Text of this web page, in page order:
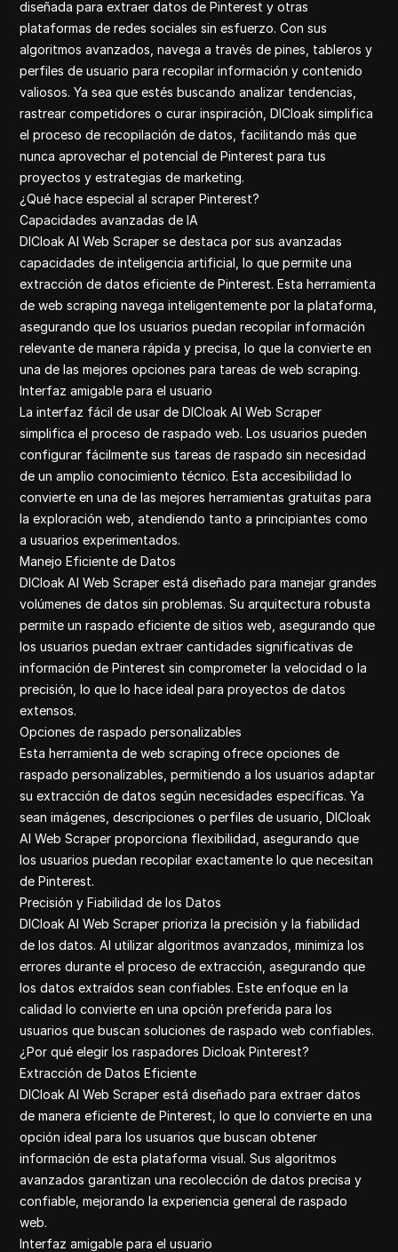
Etsy
Amazon
Ebay Scrap
Pinterest
Reddit
Yelp
diseñada para extraer datos de Pinterest y otras
plataformas de redes sociales sin esfuerzo. Con sus
algoritmos avanzados, navega a través de pines, tableros y
perfiles de usuario para recopilar información y contenido
valiosos. Ya sea que estés buscando analizar tendencias,
rastrear competidores o curar inspiración, DICloak simplifica
el proceso de recopilación de datos, facilitando más que
nunca aprovechar el potencial de Pinterest para tus
proyectos y estrategias de marketing.
¿Qué hace especial al scraper Pinterest?
Capacidades avanzadas de IA
DICloak AI Web Scraper se destaca por sus avanzadas
capacidades de inteligencia artificial, lo que permite una
extracción de datos eficiente de Pinterest. Esta herramienta
de web scraping navega inteligentemente por la plataforma,
asegurando que los usuarios puedan recopilar información
relevante de manera rápida y precisa, lo que la convierte en
una de las mejores opciones para tareas de web scraping.
Interfaz amigable para el usuario
La interfaz fácil de usar de DICloak AI Web Scraper
simplifica el proceso de raspado web. Los usuarios pueden
configurar fácilmente sus tareas de raspado sin necesidad
de un amplio conocimiento técnico. Esta accesibilidad lo
convierte en una de las mejores herramientas gratuitas para
la exploración web, atendiendo tanto a principiantes como
a usuarios experimentados.
Manejo Eficiente de Datos
DICloak AI Web Scraper está diseñado para manejar grandes
volúmenes de datos sin problemas. Su arquitectura robusta
permite un raspado eficiente de sitios web, asegurando que
los usuarios puedan extraer cantidades significativas de
información de Pinterest sin comprometer la velocidad o la
precisión, lo que lo hace ideal para proyectos de datos
extensos.
Opciones de raspado personalizables
Esta herramienta de web scraping ofrece opciones de
raspado personalizables, permitiendo a los usuarios adaptar
su extracción de datos según necesidades específicas. Ya
sean imágenes, descripciones o perfiles de usuario, DICloak
AI Web Scraper proporciona flexibilidad, asegurando que
los usuarios puedan recopilar exactamente lo que necesitan
de Pinterest.
Precisión y Fiabilidad de los Datos
DICloak AI Web Scraper prioriza la precisión y la fiabilidad
de los datos. Al utilizar algoritmos avanzados, minimiza los
errores durante el proceso de extracción, asegurando que
los datos extraídos sean confiables. Este enfoque en la
calidad lo convierte en una opción preferida para los
usuarios que buscan soluciones de raspado web confiables.
¿Por qué elegir los raspadores Dicloak Pinterest?
Extracción de Datos Eficiente
DICloak AI Web Scraper está diseñado para extraer datos
de manera eficiente de Pinterest, lo que lo convierte en una
opción ideal para los usuarios que buscan obtener
información de esta plataforma visual. Sus algoritmos
avanzados garantizan una recolección de datos precisa y
confiable, mejorando la experiencia general de raspado
web.
Interfaz amigable para el usuario